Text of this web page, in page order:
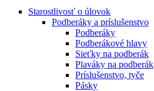
Starostlivosť o úlovok
Podberáky a príslušenstvo
Podberáky
Podberákové hlavy
Sieťky na podberák
Plaváky na podberák
Príslušenstvo, tyče
Pásky